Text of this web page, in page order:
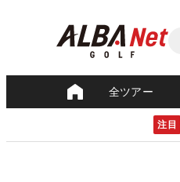
全ツアー
注目